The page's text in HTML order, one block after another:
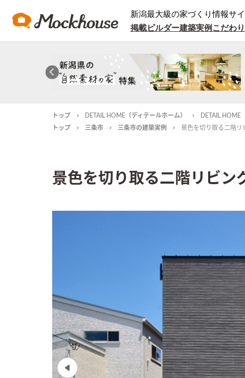
新潟最大級の家づくり情報サ
掲載ビルダー建築実例 こだわ
トップ DETAIL HOME（ディテールホーム） DETAIL HOME
トップ
三条市 三条市の建築実例 景色を切り取る二階リ
景色を切り取る二階リビン